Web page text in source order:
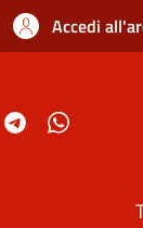
Accedi